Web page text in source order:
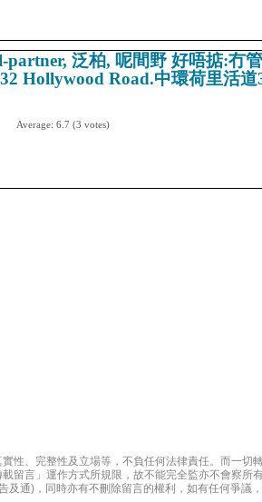
泛柏, 呢間野 好唔掂:冇
Hollywood Road.中環荷里活
Average: 6.7 (3 votes)
、完整性及立場等，不負任何法律責任。而一切
留言」運作方式所規限，故不能完全監亦不會察所
通)，同時亦有不刪除留言的權利，如有任何爭議